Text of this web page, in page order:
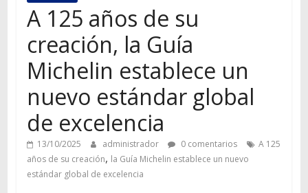
A 125 años de su
creación, la Guía
Michelin establece un
nuevo estándar global
de excelencia
13/10/2025 administrador 0 comentarios
A 125
años de su creación, la Guía Michelin establece un nuevo
estándar global de excelencia